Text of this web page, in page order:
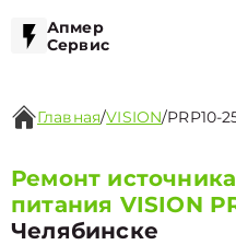
Апмер
Сервис
Главная/VISION/PRP10-
Ремонт
питания VISION
Челябинске